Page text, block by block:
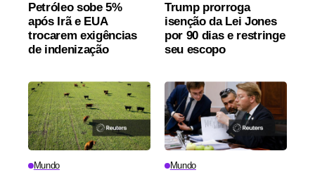
Petróleo sobe 5%
após Irã e EUA
trocarem exigências
de indenização
Trump prorroga
isenção da Lei Jones
por 90 dias e restringe
seu escopo
Mundo Mundo